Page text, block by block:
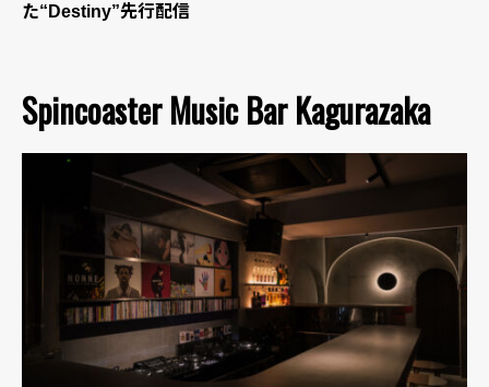
た“Destiny”先行配信
Spincoaster Music Bar Kagurazaka